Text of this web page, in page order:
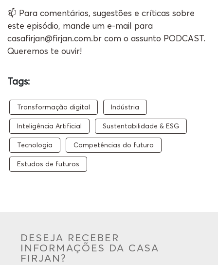
📫 Para comentários, sugestões e críticas sobre
este episódio, mande um e-mail para
casafirjan@firjan.com.br com o assunto PODCAST.
Queremos te ouvir!
Tags:
Transformação digital Indústria
Inteligência Artificial Sustentabilidade & ESG
Tecnologia Competências do futuro
Estudos de futuros
DESEJA RECEBER
INFORMAÇÕES DA CASA
FIRJAN?